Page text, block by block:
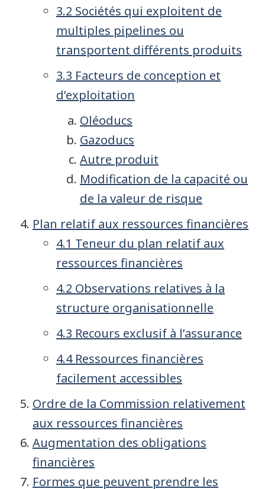
3.2 Sociétés qui exploitent de
multiples pipelines ou
transportent différents produits
3.3 Facteurs de conception et
d’exploitation
Oléoducs
Gazoducs
Autre produit
Modification de la capacité ou
de la valeur de risque
Plan relatif aux ressources financières
4.1 Teneur du plan relatif aux
ressources financières
4.2 Observations relatives à la
structure organisationnelle
4.3 Recours exclusif à l’assurance
4.4 Ressources financières
facilement accessibles
Ordre de la Commission relativement
aux ressources financières
Augmentation des obligations
financières
Formes que peuvent prendre les